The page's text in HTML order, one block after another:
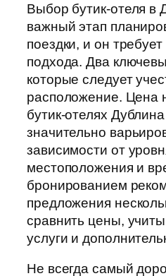
Выбор бутик-отеля в
важный этап
поездки, и он
подхода. Два
которые следует
расположение. Цена
бутик-отелях
значительно
зависимости от
местоположения и
бронированием
предложения
сравнить цены,
услуги и
Не всегда самый